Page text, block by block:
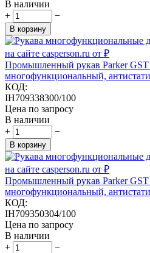
В наличии
+
−
В корзину
Промышленный рукав Parker
многофункциональный,
КОД:
IH709338300/100
Цена по запросу
В наличии
+
−
В корзину
Промышленный рукав Parker
многофункциональный,
КОД:
IH709350304/100
Цена по запросу
В наличии
+
−